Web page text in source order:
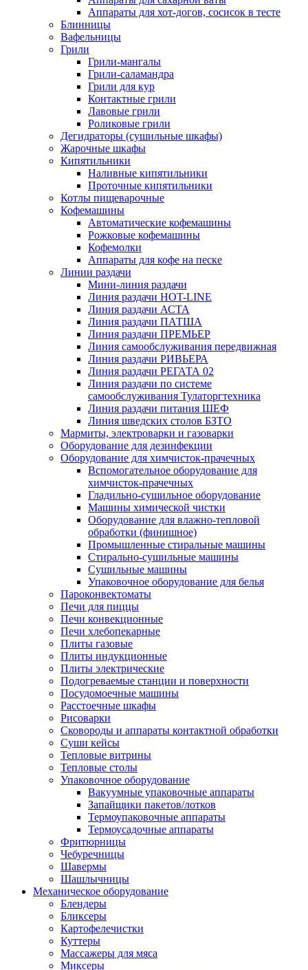
Аппараты для хот-догов, сосисок в тесте
Блинницы
Вафельницы
Грили
Грили-мангалы
Грили-саламандра
Грили для кур
Контактные грили
Лавовые грили
Роликовые грили
Дегидраторы (сушильные шкафы)
Жарочные шкафы
Кипятильники
Наливные кипятильники
Проточные кипятильники
Котлы пищеварочные
Кофемашины
Автоматические кофемашины
Рожковые кофемашины
Кофемолки
Аппараты для кофе на песке
Линии раздачи
Мини-линия раздачи
Линия раздачи HOT-LINE
Линия раздачи АСТА
Линия раздачи ПАТША
Линия раздачи ПРЕМЬЕР
Линия самообслуживания передвижная
Линия раздачи РИВЬЕРА
Линия раздачи РЕГАТА 02
Линия раздачи по системе
самообслуживания Тулаторгтехника
Линия раздачи питания ШЕФ
Линия шведских столов БЗТО
Мармиты, электроварки и газоварки
Оборудование для дезинфекции
Оборудование для химчисток-прачечных
Вспомогательное оборудование для
химчисток-прачечных
Гладильно-сушильное оборудование
Машины химической чистки
Оборудование для влажно-тепловой
обработки (финишное)
Промышленные стиральные машины
Стирально-сушильные машины
Сушильные машины
Упаковочное оборудование для белья
Пароконвектоматы
Печи для пиццы
Печи конвекционные
Печи хлебопекарные
Плиты газовые
Плиты индукционные
Плиты электрические
Подогреваемые станции и поверхности
Посудомоечные машины
Расстоечные шкафы
Рисоварки
Сковороды и аппараты контактной обработки
Суши кейсы
Тепловые витрины
Тепловые столы
Упаковочное оборудование
Вакуумные упаковочные аппараты
Запайщики пакетов/лотков
Термоупаковочные аппараты
Термоусадочные аппараты
Фритюрницы
Чебуречницы
Шавермы
Шашлычницы
Механическое оборудование
Блендеры
Бликсеры
Картофелечистки
Куттеры
Массажеры для мяса
Миксеры